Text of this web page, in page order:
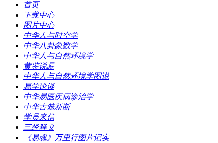
首页
下载中心
图片中心
中华人与时空学
中华八卦象数学
中华人与自然环境学
黄鉴说易
中华人与自然环境学图说
易学论谈
中华易医疾病诊治学
中华古筮新断
学员来信
三经释义
《易魂》万里行图片记实